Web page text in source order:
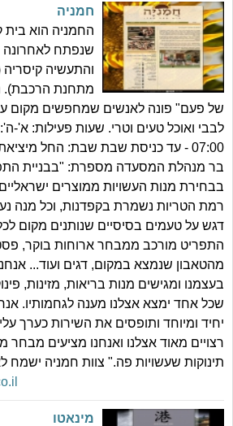
חמניה
החמניה הוא
שנפתח
והתעשיה
מתחנת הרכבת).
של פעם" פונה לאנשים שמחפשים מקום
בר מנהלת המסעדה מספרת: "בבניית
בבחירת מנות העשויות ממוצרים ישראליים
רמת הטריות נשמרת בקפדנות, וכל מנה
דגש על טעמים בסיסיים שנותנים מקום
התפריט מורכב ממבחר ארוחות בוקר,
מהטאבון שנמצא במקום, דגים ועוד...
בעצמנו ומגישים מנות בריאות, מזינות,
שכל אחד ימצא אצלנו מענה לגחמותיו.
יחיד ומיוחד ותופסים את השירות כערך
רצויים מאוד אצלנו ואנחנו מציעים מבחר
תינוקות שעשויות פה." צוות חמניה
מינאטו